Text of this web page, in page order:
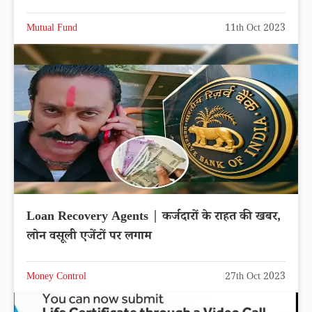
Mutual Fund 11th Oct 2023
Loan Recovery Agents | कर्जदारों के राहत की खबर,
लोन वसूली एजेंटों पर लगाम
Money Control 27th Oct 2023